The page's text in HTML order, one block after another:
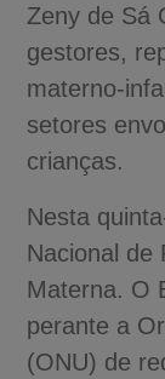
Zeny de Sá
gestores,
materno-
setores
crianças.
Nesta
Nacional de
Materna. O
perante a
(ONU) de